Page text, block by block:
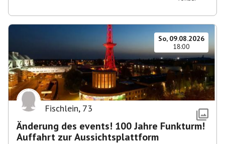
So, 09.08.2026
18:00
Fischlein, 73
Änderung des events! 100 Jahre Funkturm!
Auffahrt zur Aussichtsplattform